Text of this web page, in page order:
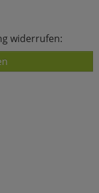
widerrufen: